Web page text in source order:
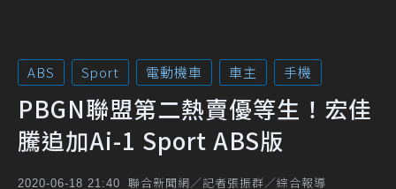
ABS Sport 電動機車 車主 手機
PBGN聯盟第二熱賣優等生！宏佳
騰追加Ai-1 Sport ABS版
2020-06-18 21:40 聯合新聞網／記者張振群／綜合報導